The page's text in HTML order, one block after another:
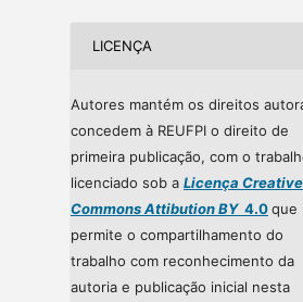
LICENÇA
Autores mantém os direitos
concedem à REUFPI o direito de
primeira publicação, com o
licenciado sob a Licença Creative
Commons Attibution BY4.0que
permite o compartilhamento do
trabalho com reconhecimento da
autoria e publicação inicial nesta